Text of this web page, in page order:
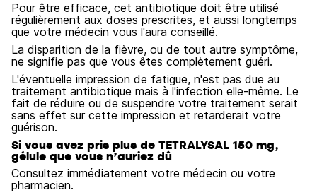
Pour être efficace, cet antibiotique doit être utilisé
régulièrement aux doses prescrites, et aussi longtemps
que votre médecin vous l'aura conseillé.
La disparition de la fièvre, ou de tout autre symptôme,
ne signifie pas que vous êtes complètement guéri.
L'éventuelle impression de fatigue, n'est pas due au
traitement antibiotique mais à l'infection elle-même. Le
fait de réduire ou de suspendre votre traitement serait
sans effet sur cette impression et retarderait votre
guérison.
Si vous avez pris plus de TETRALYSAL 150 mg,
gélule que vous n’auriez dû
Consultez immédiatement votre médecin ou votre
pharmacien.